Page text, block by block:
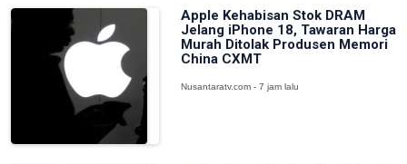
Apple Kehabisan Stok DRAM
Jelang iPhone 18, Tawaran Harga
Murah Ditolak Produsen Memori
China CXMT
Nusantaratv.com - 7 jam lalu